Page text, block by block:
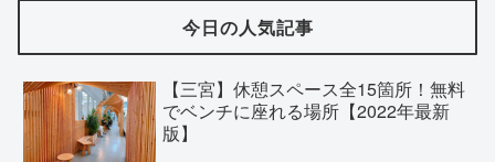
今日の人気記事
【三宮】休憩スペース全15箇所！無料
でベンチに座れる場所【2022年最新
版】